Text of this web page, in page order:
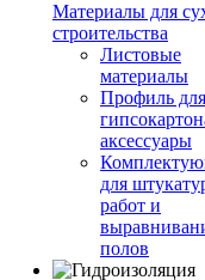
Материалы для
строительства
Листовые
материалы
Профиль для
аксессуары
для
работ и
полов